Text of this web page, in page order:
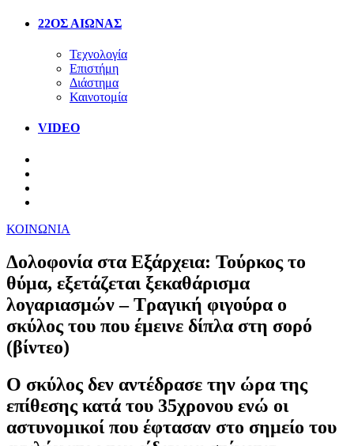
22ΟΣ ΑΙΩΝΑΣ
Τεχνολογία
Επιστήμη
Διάστημα
Καινοτομία
VIDEO
ΚΟΙΝΩΝΙΑ
Δολοφονία στα Εξάρχεια: Τούρκος το
θύμα, εξετάζεται ξεκαθάρισμα
λογαριασμών – Τραγική φιγούρα ο
σκύλος του που έμεινε δίπλα στη σορό
(βίντεο)
Ο σκύλος δεν αντέδρασε την ώρα της
επίθεσης κατά του 35χρονου ενώ οι
αστυνομικοί που έφτασαν στο σημείο του